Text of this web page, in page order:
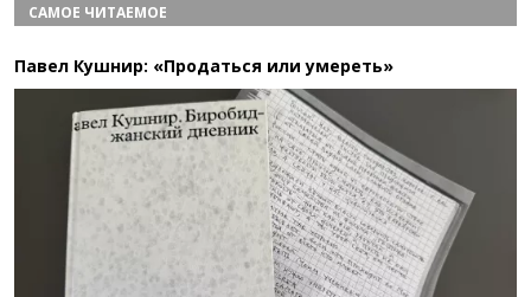
САМОЕ ЧИТАЕМОЕ
Павел Кушнир: «Продаться или умереть»